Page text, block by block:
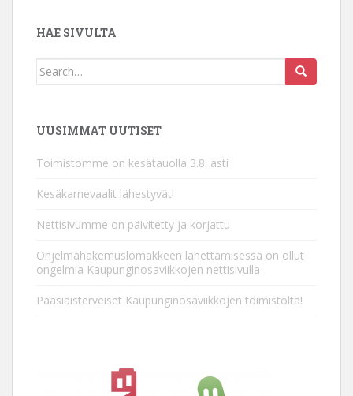
HAE SIVULTA
Search
UUSIMMAT UUTISET
Toimistomme on kesätauolla 3.8. asti
Kesäkarnevaalit lähestyvät!
Nettisivumme on päivitetty ja korjattu
Ohjelmahakemuslomakkeen lähettämisessä on ollut
ongelmia Kaupunginosaviikkojen nettisivulla
Pääsiäisterveiset Kaupunginosaviikkojen toimistolta!